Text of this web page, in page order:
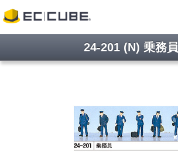
24-201 (N) 乗務員